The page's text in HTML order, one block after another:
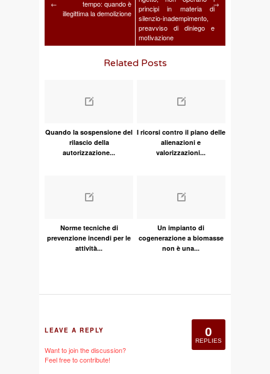
←
tempo: quando è
illegittima la demolizione
principi in materia di
silenzio-inadempimento,
preavviso di diniego e
motivazione
→
Related Posts
Quando la sospensione del
rilascio della
autorizzazione...
I ricorsi contro il piano delle
alienazioni e
valorizzazioni...
Norme tecniche di
prevenzione incendi per le
attività...
Un impianto di
cogenerazione a biomasse
non è una...
0
REPLIES
LEAVE A REPLY
Want to join the discussion?
Feel free to contribute!